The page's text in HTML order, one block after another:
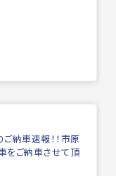
納車速報！！市原
をご納車させて頂